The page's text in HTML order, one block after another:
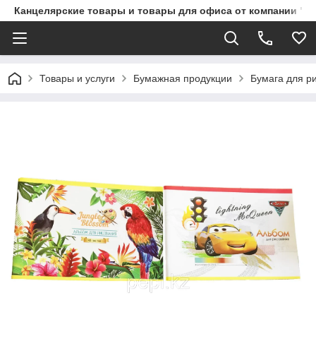
Канцелярские товары и товары для офиса от компании
Товары и услуги Бумажная продукции Бумага для